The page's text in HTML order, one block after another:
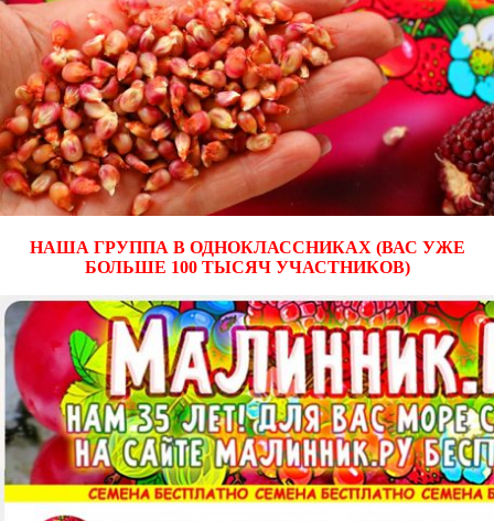
НАША ГРУППА В ОДНОКЛАССНИКАХ (ВАС УЖЕ
БОЛЬШЕ 100 ТЫСЯЧ УЧАСТНИКОВ)